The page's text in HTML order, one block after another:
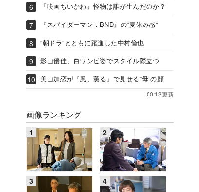
『映画ちいかわ』怪物は誰が生んだのか？
『スパイダーマン：BND』の“夏休み感”
“朝ドラ”とともに躍進した中村倫也
影山優佳、白ワンピ姿でスタイル際立つ
美山加恋が『風、薫る』で見せる“母”の顔
00:13更新
画像ランキング